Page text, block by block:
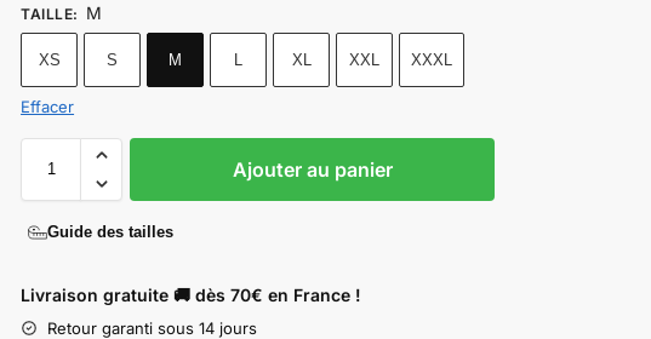
TAILLE: M
XS S M L XL XXL XXXL
Effacer
Ajouter au panier
Guide des tailles
Livraison gratuite 🚚 dès 70€ en France !
Retour garanti sous 14 jours